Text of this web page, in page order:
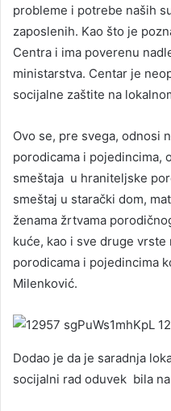
probleme i potrebe naših
zaposlenih. Kao što je
Centra i ima poverenu
ministarstva. Centar je
socijalne zaštite na
Ovo se, pre svega, odnosi
porodicama i pojedincima,
smeštaja u hraniteljske
smeštaj u starački dom,
ženama žrtvama
kuće, kao i sve druge
porodicama i pojedincima
Milenković.
Dodao je da je saradnja
socijalni rad oduvek bila